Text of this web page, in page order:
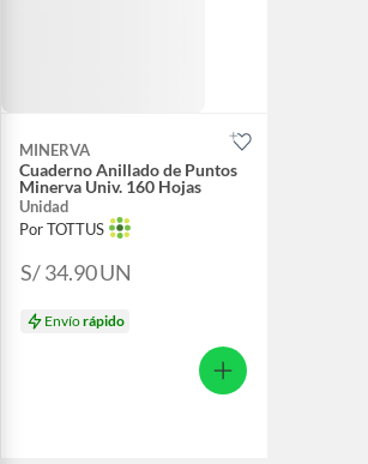
MINERVA
Cuaderno Anillado de Puntos
Minerva Univ. 160 Hojas
Unidad
Por TOTTUS
S/ 34.90UN
Envíorápido